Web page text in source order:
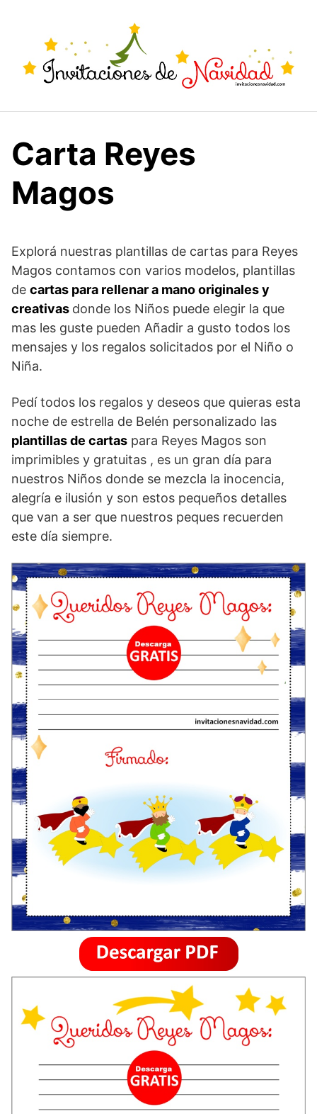
contenido
Carta Reyes
Magos
Explorá nuestras plantillas de cartas para Reyes
Magos contamos con varios modelos, plantillas
de cartas para rellenar a mano originales y
creativas donde los Niños puede elegir la que
mas les guste pueden Añadir a gusto todos los
mensajes y los regalos solicitados por el Niño o
Niña.
Pedí todos los regalos y deseos que quieras esta
noche de estrella de Belén personalizado las
plantillas de cartas para Reyes Magos son
imprimibles y gratuitas , es un gran día para
nuestros Niños donde se mezcla la inocencia,
alegría e ilusión y son estos pequeños detalles
que van a ser que nuestros peques recuerden
este día siempre.